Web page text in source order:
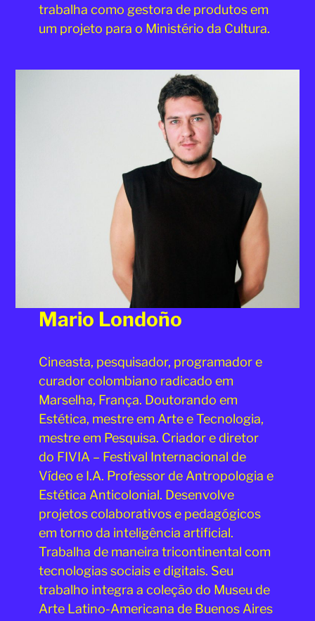
trabalha como gestora de produtos em
um projeto para o Ministério da Cultura.
Mario Londoño
Cineasta, pesquisador, programador e
curador colombiano radicado em
Marselha, França. Doutorando em
Estética, mestre em Arte e Tecnologia,
mestre em Pesquisa. Criador e diretor
do FIVIA – Festival Internacional de
Vídeo e I.A. Professor de Antropologia e
Estética Anticolonial. Desenvolve
projetos colaborativos e pedagógicos
em torno da inteligência artificial.
Trabalha de maneira tricontinental com
tecnologias sociais e digitais. Seu
trabalho integra a coleção do Museu de
Arte Latino-Americana de Buenos Aires